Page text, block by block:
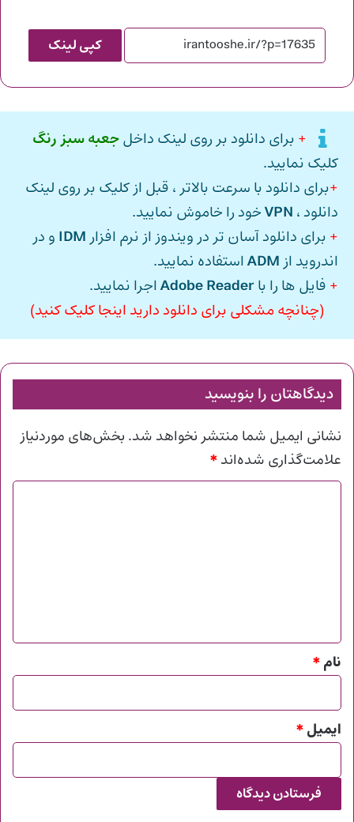
کپی لینک
+ برای دانلود بر روی لینک داخلجعبه سبز رنگ
کلیک نمایید.
+برای دانلود با سرعت بالاتر ، قبل از کلیک بر روی لینک
دانلود ، VPNخود را خاموش نمایید.
+ برای دانلود آسان تر در ویندوز از نرم افزار IDM و در
اندروید از ADMاستفاده نمایید.
+ فایل ها را باAdobe Readerاجرا نمایید.
(چنانچه مشکلی برای دانلود دارید اینجا کلیک کنید)
دیدگاهتان را بنویسید
نشانی ایمیل شما منتشر نخواهد شد. بخش‌های موردنیاز
علامت‌گذاری شده‌اند*
*
نام*
ایمیل*